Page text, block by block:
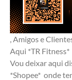
, Amigos e
Aqui *TR Fitness*
Vou deixar aqui
*Shopee*  onde